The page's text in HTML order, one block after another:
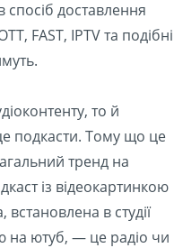
доставлення
FAST, IPTV та подібні
то й
подкасти. Тому що це
тренд на
із відеокартинкою
в студії
на ютуб, — це радіо чи